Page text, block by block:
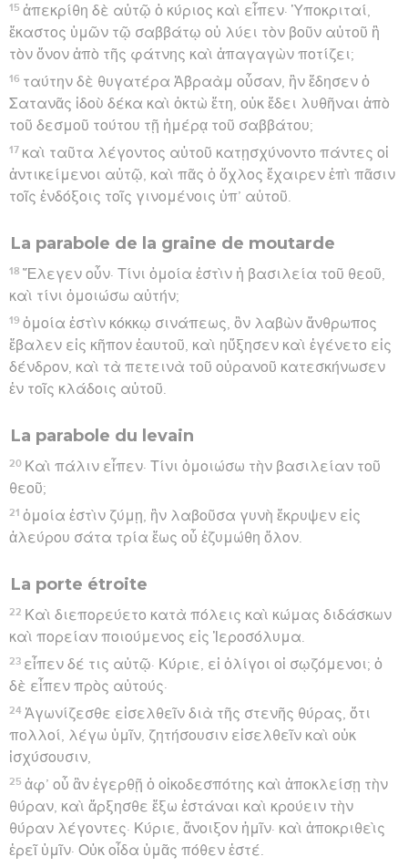
15 ἀπεκρίθη δὲ αὐτῷ ὁ κύριος καὶ εἶπεν· Ὑποκριταί,
ἕκαστος ὑμῶν τῷ σαββάτῳ οὐ λύει τὸν βοῦν αὐτοῦ ἢ
τὸν ὄνον ἀπὸ τῆς φάτνης καὶ ἀπαγαγὼν ποτίζει;
16 ταύτην δὲ θυγατέρα Ἀβραὰμ οὖσαν, ἣν ἔδησεν ὁ
Σατανᾶς ἰδοὺ δέκα καὶ ὀκτὼ ἔτη, οὐκ ἔδει λυθῆναι ἀπὸ
τοῦ δεσμοῦ τούτου τῇ ἡμέρᾳ τοῦ σαββάτου;
17 καὶ ταῦτα λέγοντος αὐτοῦ κατῃσχύνοντο πάντες οἱ
ἀντικείμενοι αὐτῷ, καὶ πᾶς ὁ ὄχλος ἔχαιρεν ἐπὶ πᾶσιν
τοῖς ἐνδόξοις τοῖς γινομένοις ὑπ’ αὐτοῦ.
La parabole de la graine de moutarde
18 Ἔλεγεν οὖν· Τίνι ὁμοία ἐστὶν ἡ βασιλεία τοῦ θεοῦ,
καὶ τίνι ὁμοιώσω αὐτήν;
19 ὁμοία ἐστὶν κόκκῳ σινάπεως, ὃν λαβὼν ἄνθρωπος
ἔβαλεν εἰς κῆπον ἑαυτοῦ, καὶ ηὔξησεν καὶ ἐγένετο εἰς
δένδρον, καὶ τὰ πετεινὰ τοῦ οὐρανοῦ κατεσκήνωσεν
ἐν τοῖς κλάδοις αὐτοῦ.
La parabole du levain
20 Καὶ πάλιν εἶπεν· Τίνι ὁμοιώσω τὴν βασιλείαν τοῦ
θεοῦ;
21 ὁμοία ἐστὶν ζύμῃ, ἣν λαβοῦσα γυνὴ ἔκρυψεν εἰς
ἀλεύρου σάτα τρία ἕως οὗ ἐζυμώθη ὅλον.
La porte étroite
22 Καὶ διεπορεύετο κατὰ πόλεις καὶ κώμας διδάσκων
καὶ πορείαν ποιούμενος εἰς Ἱεροσόλυμα.
23 εἶπεν δέ τις αὐτῷ· Κύριε, εἰ ὀλίγοι οἱ σῳζόμενοι; ὁ
δὲ εἶπεν πρὸς αὐτούς·
24 Ἀγωνίζεσθε εἰσελθεῖν διὰ τῆς στενῆς θύρας, ὅτι
πολλοί, λέγω ὑμῖν, ζητήσουσιν εἰσελθεῖν καὶ οὐκ
ἰσχύσουσιν,
25 ἀφ’ οὗ ἂν ἐγερθῇ ὁ οἰκοδεσπότης καὶ ἀποκλείσῃ τὴν
θύραν, καὶ ἄρξησθε ἔξω ἑστάναι καὶ κρούειν τὴν
θύραν λέγοντες· Κύριε, ἄνοιξον ἡμῖν· καὶ ἀποκριθεὶς
ἐρεῖ ὑμῖν· Οὐκ οἶδα ὑμᾶς πόθεν ἐστέ.